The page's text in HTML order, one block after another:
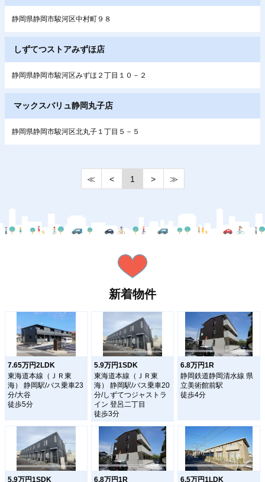
静岡県静岡市駿河区中村町９８
しずてつストアみずほ店
静岡県静岡市駿河区みずほ２丁目１０－２
マックスバリュ静岡丸子店
静岡県静岡市駿河区北丸子１丁目５－５
≪ < 1 > ≫
新着物件
7.65万円2LDK
東海道本線（ＪＲ東
海） 静岡駅/バス乗車23
分/大谷
徒歩5分
5.9万円1SDK
東海道本線（ＪＲ東
海） 静岡駅/バス乗車20
分/しずてつジャストラ
イン 登呂二丁目
徒歩3分
6.8万円1R
静岡鉄道静岡清水線 県
立美術館前駅
徒歩4分
5.9万円1SDK 6.8万円1R 6.5万円1LDK